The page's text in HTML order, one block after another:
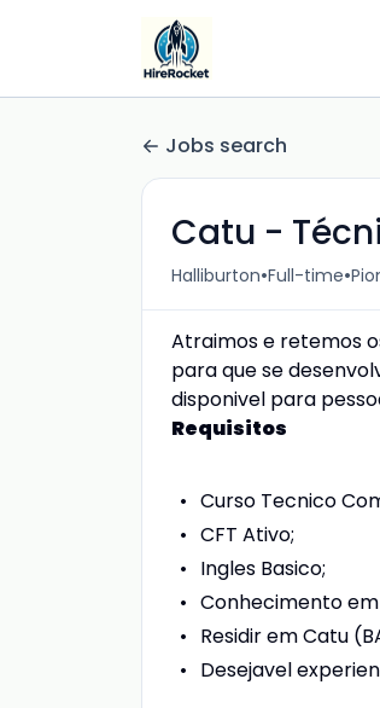
Jobs search
Catu -
Halliburton•Full-time•
Atraimos e retemos
para que se
disponivel para
Requisitos
Curso Tecnico
CFT Ativo;
Ingles Basico;
Conhecimento
Residir em Catu
Desejavel